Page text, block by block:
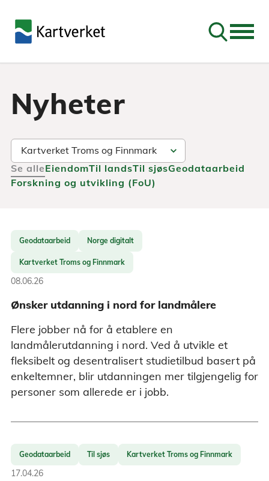
Søk
Nyheter
Se alleEiendomTil landsTil sjøsGeodataarbeid
Forskning og utvikling (FoU)
Geodataarbeid Norge digitalt
Kartverket Troms og Finnmark
08.06.26
Ønsker utdanning i nord for landmålere
Flere jobber nå for å etablere en
landmålerutdanning i nord. Ved å utvikle et
fleksibelt og desentralisert studietilbud basert på
enkeltemner, blir utdanningen mer tilgjengelig for
personer som allerede er i jobb.
Geodataarbeid Til sjøs Kartverket Troms og Finnmark
17.04.26